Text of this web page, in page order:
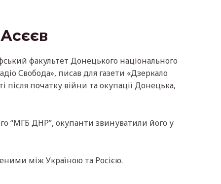
факультет Донецького національного
Свобода», писав для газети «Дзеркало
початку війни та окупації Донецька,
“МГБ ДНР”, окупанти звинуватили його у
між Україною та Росією.